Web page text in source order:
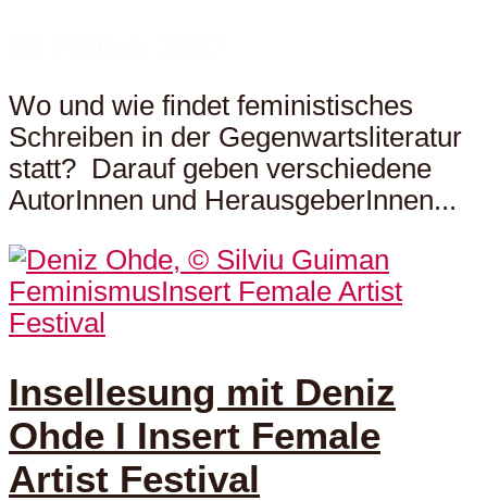
Wo und wie findet feministisches
Schreiben in der Gegenwartsliteratur
statt? Darauf geben verschiedene
AutorInnen und HerausgeberInnen...
FeminismusInsert Female Artist
Festival
Insellesung mit Deniz
Ohde I Insert Female
Artist Festival